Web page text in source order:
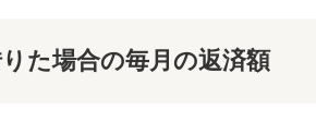
た場合の毎月の返済額